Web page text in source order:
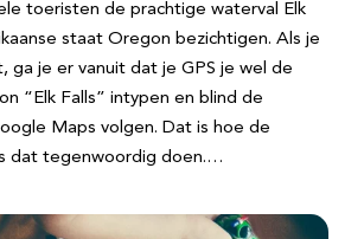
toeristen de prachtige waterval Elk
staat Oregon bezichtigen. Als je
ga je er vanuit dat je GPS je wel de
“Elk Falls” intypen en blind de
Maps volgen. Dat is hoe de
dat tegenwoordig doen.…